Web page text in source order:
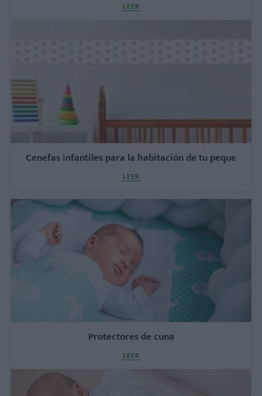
LEER
Cenefas infantiles para la habitación de tu peque
LEER
Protectores de cuna
LEER